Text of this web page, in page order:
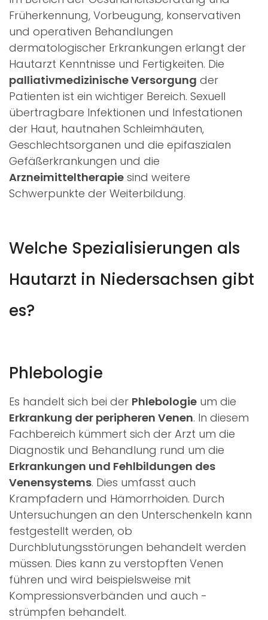
Früherkennung, Vorbeugung, konservativen
und operativen Behandlungen
dermatologischer Erkrankungen erlangt der
Hautarzt Kenntnisse und Fertigkeiten. Die
palliativmedizinische Versorgung der
Patienten ist ein wichtiger Bereich. Sexuell
übertragbare Infektionen und Infestationen
der Haut, hautnahen Schleimhäuten,
Geschlechtsorganen und die epifaszialen
Gefäßerkrankungen und die
Arzneimitteltherapie sind weitere
Schwerpunkte der Weiterbildung.
Welche Spezialisierungen als
Hautarzt in Niedersachsen gibt
es?
Phlebologie
Es handelt sich bei der Phlebologie um die
Erkrankung der peripheren Venen. In diesem
Fachbereich kümmert sich der Arzt um die
Diagnostik und Behandlung rund um die
Erkrankungen und Fehlbildungen des
Venensystems. Dies umfasst auch
Krampfadern und Hämorrhoiden. Durch
Untersuchungen an den Unterschenkeln kann
festgestellt werden, ob
Durchblutungsstörungen behandelt werden
müssen. Dies kann zu verstopften Venen
führen und wird beispielsweise mit
Kompressionsverbänden und auch -
strümpfen behandelt.